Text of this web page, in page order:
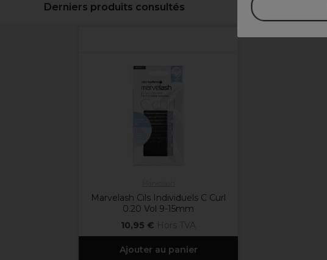
Derniers produits consultés
Marvelash Cils Individuels C Curl
0.20 Vol 9-15mm
10,95 € Hors TVA
Ajouter au panier